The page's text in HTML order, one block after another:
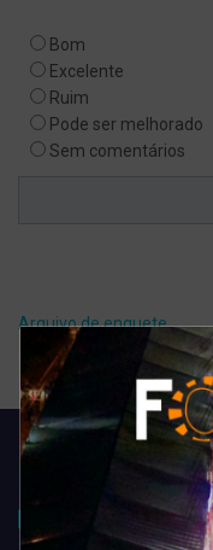
Bom
Excelente
Ruim
Pode ser melhorado
Sem comentários
Arquivo de enquete